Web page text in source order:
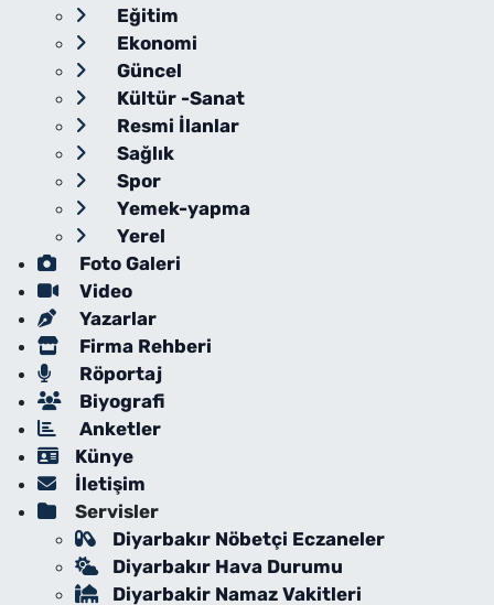
Eğitim
Ekonomi
Güncel
Kültür -Sanat
Resmi İlanlar
Sağlık
Spor
Yemek-yapma
Yerel
Foto Galeri
Video
Yazarlar
Firma Rehberi
Röportaj
Biyografi
Anketler
Künye
İletişim
Servisler
Diyarbakır Nöbetçi Eczaneler
Diyarbakır Hava Durumu
Diyarbakir Namaz Vakitleri